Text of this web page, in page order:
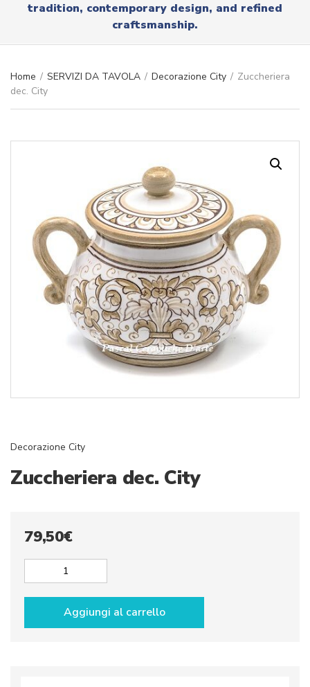
tradition, contemporary design, and refined
craftsmanship.
Home / SERVIZI DA TAVOLA / Decorazione City / Zuccheriera
dec. City
Decorazione City
Zuccheriera dec. City
79,50€
Zuccheriera
quantitàAggiungi al carrello